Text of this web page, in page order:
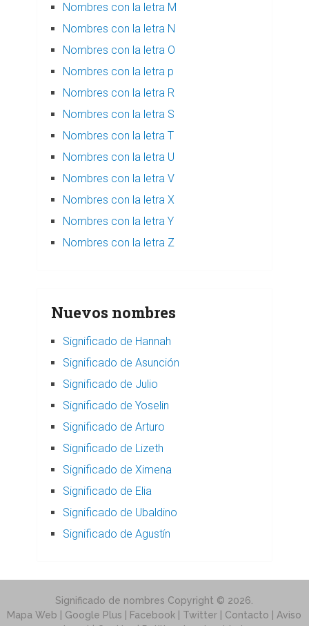
Nombres con la letra M
Nombres con la letra N
Nombres con la letra O
Nombres con la letra p
Nombres con la letra R
Nombres con la letra S
Nombres con la letra T
Nombres con la letra U
Nombres con la letra V
Nombres con la letra X
Nombres con la letra Y
Nombres con la letra Z
Nuevos nombres
Significado de Hannah
Significado de Asunción
Significado de Julio
Significado de Yoselin
Significado de Arturo
Significado de Lizeth
Significado de Ximena
Significado de Elia
Significado de Ubaldino
Significado de Agustín
Significado de nombres Copyright © 2026.
Mapa Web | Google Plus | Facebook | Twitter | Contacto |Aviso